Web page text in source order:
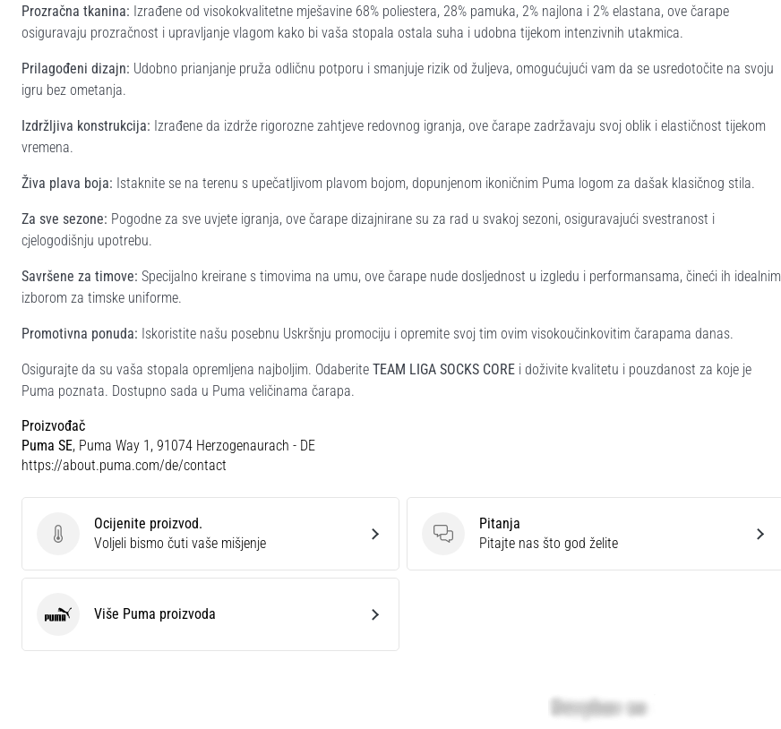
Prozračna tkanina: Izrađene od visokokvalitetne mješavine 68% poliestera, 28% pamuka, 2% najlona i 2% elastana, ove čarape
osiguravaju prozračnost i upravljanje vlagom kako bi vaša stopala ostala suha i udobna tijekom intenzivnih utakmica.
Prilagođeni dizajn: Udobno prianjanje pruža odličnu potporu i smanjuje rizik od žuljeva, omogućujući vam da se usredotočite na svoju
igru bez ometanja.
Izdržljiva konstrukcija: Izrađene da izdrže rigorozne zahtjeve redovnog igranja, ove čarape zadržavaju svoj oblik i elastičnost tijekom
vremena.
Živa plava boja: Istaknite se na terenu s upečatljivom plavom bojom, dopunjenom ikoničnim Puma logom za dašak klasičnog stila.
Za sve sezone: Pogodne za sve uvjete igranja, ove čarape dizajnirane su za rad u svakoj sezoni, osiguravajući svestranost i
cjelogodišnju upotrebu.
Savršene za timove: Specijalno kreirane s timovima na umu, ove čarape nude dosljednost u izgledu i performansama, čineći ih idealnim
izborom za timske uniforme.
Promotivna ponuda: Iskoristite našu posebnu Uskršnju promociju i opremite svoj tim ovim visokoučinkovitim čarapama danas.
Osigurajte da su vaša stopala opremljena najboljim. Odaberite TEAM LIGA SOCKS CORE i doživite kvalitetu i pouzdanost za koje je
Puma poznata. Dostupno sada u Puma veličinama čarapa.
Proizvođač
Puma SE, Puma Way 1, 91074 Herzogenaurach - DE
https://about.puma.com/de/contact
Ocijenite proizvod.
Ocijenite proizvod.
Voljeli bismo čuti vaše mišjenje
Pitanja
Pitanja
Pitajte nas što god želite
Puma Više Puma proizvoda